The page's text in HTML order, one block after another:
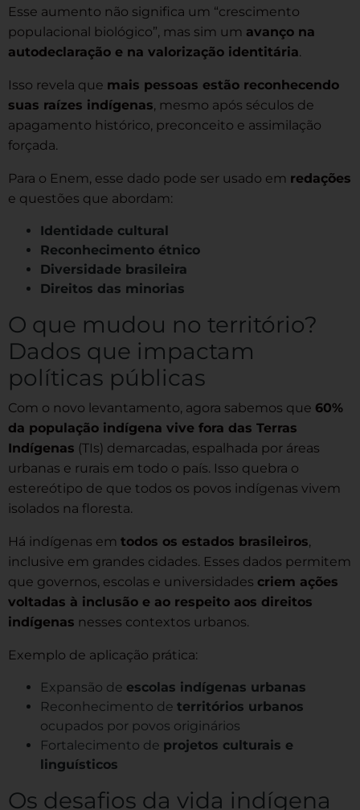
Esse aumento não significa um “crescimento
populacional biológico”, mas sim um avanço na
autodeclaração e na valorização identitária.
Isso revela que mais pessoas estão reconhecendo
suas raízes indígenas, mesmo após séculos de
apagamento histórico, preconceito e assimilação
forçada.
Para o Enem, esse dado pode ser usado em redações
e questões que abordam:
Identidade cultural
Reconhecimento étnico
Diversidade brasileira
Direitos das minorias
O que mudou no território?
Dados que impactam
políticas públicas
Com o novo levantamento, agora sabemos que 60%
da população indígena vive fora das Terras
Indígenas (TIs) demarcadas, espalhada por áreas
urbanas e rurais em todo o país. Isso quebra o
estereótipo de que todos os povos indígenas vivem
isolados na floresta.
Há indígenas em todos os estados brasileiros,
inclusive em grandes cidades. Esses dados permitem
que governos, escolas e universidades criem ações
voltadas à inclusão e ao respeito aos direitos
indígenas nesses contextos urbanos.
Exemplo de aplicação prática:
Expansão de escolas indígenas urbanas
Reconhecimento de territórios urbanos
ocupados por povos originários
Fortalecimento de projetos culturais e
linguísticos
Os desafios da vida indígena